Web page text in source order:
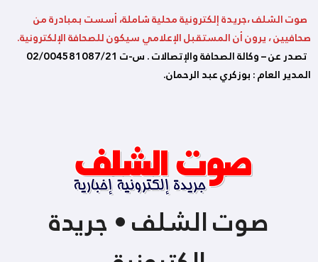
صوت الشلف ،جريدة إلكترونية محلية شاملة، أسست بمبادرة من
صحافيين ، يرون أن المستقبل الإعلامي سيكون للصحافة الإلكترونية.
تصدر عن – وكالة الصحافة والإتصالات . س-ت 02/004581087/21
المدير العام : بوزكري عبد الرحمان.
صوت الشلف • جريدة